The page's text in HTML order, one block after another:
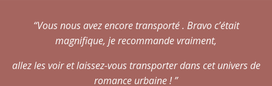
g
m
b
e
d
I
A
p
“Vous nous avez encore transporté . Bravo c’était
magnifique, je recommande vraiment,
allez les voir et laissez-vous transporter dans cet univers de
romance urbaine !”